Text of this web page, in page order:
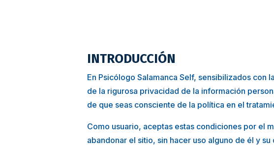
INTRODUCCIÓN
En Psicólogo Salamanca Self, sensibilizados con
de la rigurosa privacidad de la información
de que seas consciente de la política en el
Como usuario, aceptas estas condiciones por el
abandonar el sitio, sin hacer uso alguno de él y